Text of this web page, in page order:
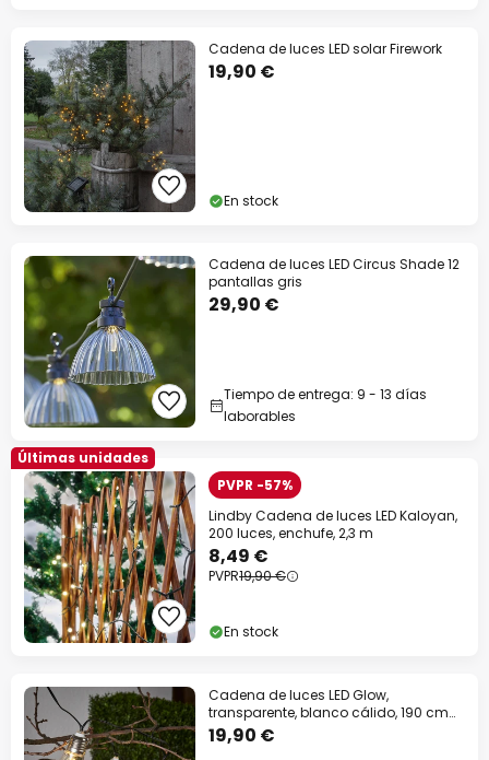
Cadena de luces LED solar Firework
19,90 €
En stock
Cadena de luces LED Circus Shade 12
pantallas gris
29,90 €
Tiempo de entrega: 9 - 13 días
laborables
Últimas unidades
PVPR -57%
Lindby Cadena de luces LED Kaloyan,
200 luces, enchufe, 2,3 m
8,49 €
PVPR19,90 €
En stock
Cadena de luces LED Glow,
transparente, blanco cálido, 190 cm
de longitud
19,90 €